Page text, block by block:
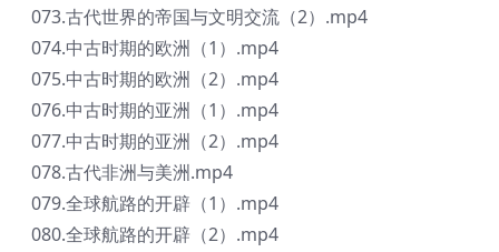
073.古代世界的帝国与文明交流（2）.mp4
074.中古时期的欧洲（1）.mp4
075.中古时期的欧洲（2）.mp4
076.中古时期的亚洲（1）.mp4
077.中古时期的亚洲（2）.mp4
078.古代非洲与美洲.mp4
079.全球航路的开辟（1）.mp4
080.全球航路的开辟（2）.mp4